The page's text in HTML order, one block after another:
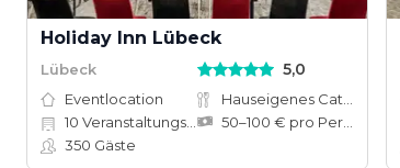
Holiday Inn Lübeck
Lübeck 5,0
Eventlocation
10 Veranstaltungsräume
350 Gäste